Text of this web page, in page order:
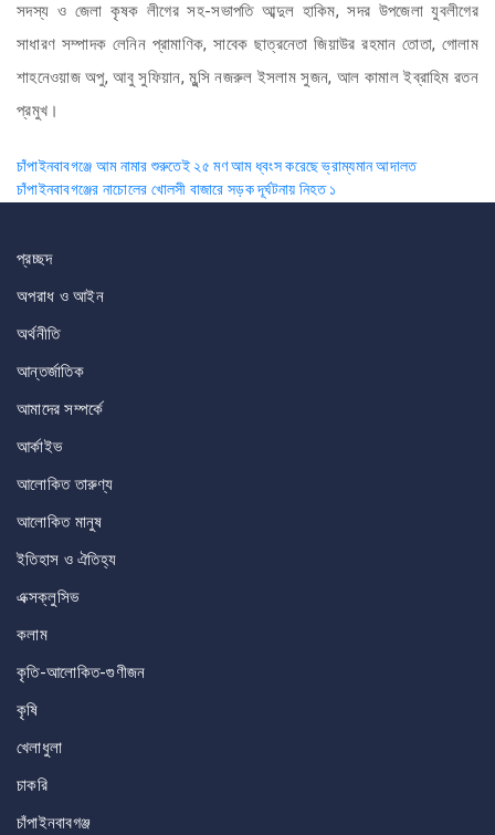
সদস্য ও জেলা কৃষক লীগের সহ-সভাপতি আব্দুল হাকিম, সদর উপজেলা যুবলীগের
সাধারণ সম্পাদক লেনিন প্রামাণিক, সাবেক ছাত্রনেতা জিয়াউর রহমান তোতা, গোলাম
শাহনেওয়াজ অপু, আবু সুফিয়ান, মুন্সি নজরুল ইসলাম সুজন, আল কামাল ইব্রাহিম রতন
প্রমুখ।
Post
navigation
চাঁপাইনবাবগঞ্জে আম নামার শুরুতেই ২৫ মণ আম ধ্বংস করেছে ভ্রাম্যমান আদালত
চাঁপাইনবাবগঞ্জের নাচোলের খোলসী বাজারে সড়ক দূর্ঘটনায় নিহত ১
প্রচ্ছদ
অপরাধ ও আইন
অর্থনীতি
আন্তর্জাতিক
আমাদের সম্পর্কে
আর্কাইভ
আলোকিত তারুণ্য
আলোকিত মানুষ
ইতিহাস ও ঐতিহ্য
এক্সক্লুসিভ
কলাম
কৃতি-আলোকিত-গুণীজন
কৃষি
খেলাধুলা
চাকরি
চাঁপাইনবাবগঞ্জ